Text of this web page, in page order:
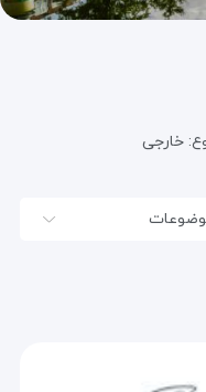
خارجی